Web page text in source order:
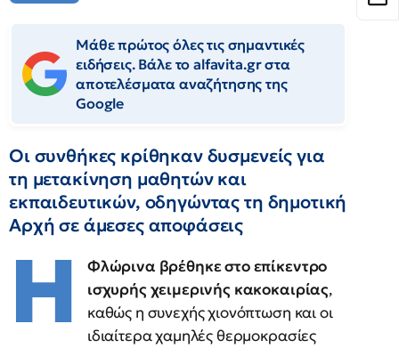
Μάθε πρώτος όλες τις σημαντικές
ειδήσεις. Βάλε το alfavita.gr στα
αποτελέσματα αναζήτησης της
Google
Οι συνθήκες κρίθηκαν δυσμενείς για
τη μετακίνηση μαθητών και
εκπαιδευτικών, οδηγώντας τη δημοτική
Αρχή σε άμεσες αποφάσεις
Η
Φλώρινα βρέθηκε στο επίκεντρο
ισχυρής χειμερινής κακοκαιρίας,
καθώς η συνεχής χιονόπτωση και οι
ιδιαίτερα χαμηλές θερμοκρασίες